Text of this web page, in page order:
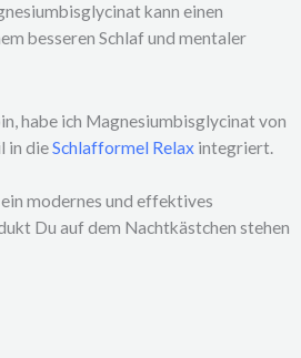
kann einen
besseren Schlaf und mentaler
habe ich Magnesiumbisglycinat von
in dieSchlafformel Relax integriert.
modernes und effektives
Du auf dem Nachtkästchen stehen